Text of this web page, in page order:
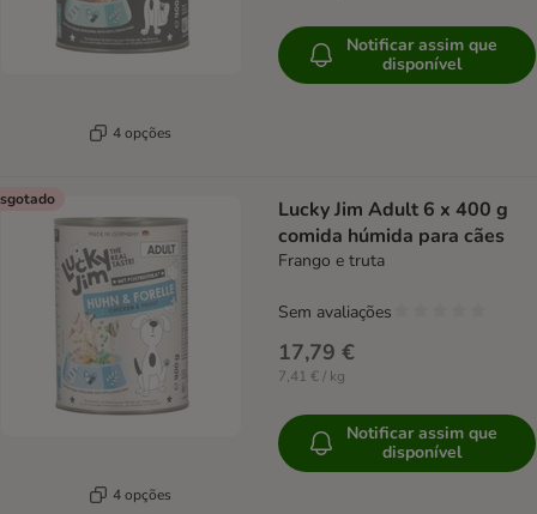
4 opções
Notificar assim que
disponível
4 opções
Lucky Jim Adult 6 x 400 g
comida húmida para cães
Frango e truta
17,79 €
7,41 € / kg
Sem avaliações
Notificar assim que
disponível